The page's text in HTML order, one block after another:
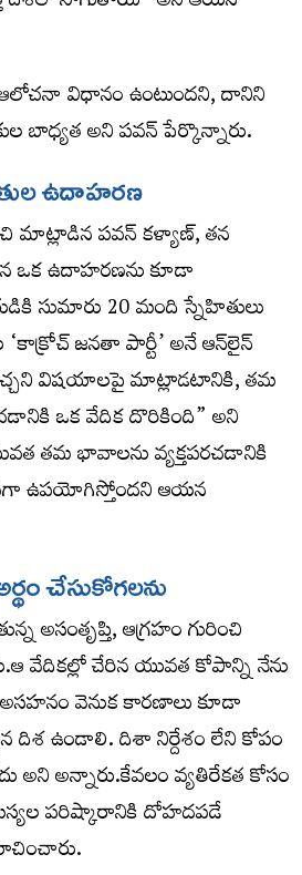
ఆలోచనా విధానం ఉంటుందని, దానిని
బాధ్యత అని పవన్ పేర్కొన్నారు.
ఉదాహరణ
మాట్లాడిన పవన్ కళ్యాణ్, తన
ఒక ఉదాహరణను కూడా
సుమారు 20 మంది స్నేహితులు
‘కాక్రోచ్ జనతా పార్టీ’ అనే ఆన్‌లైన్
విషయాలపై మాట్లాడటానికి, తమ
ఒక వేదిక దొరికింది” అని
తమ భావాలను వ్యక్తపరచడానికి
ఉపయోగిస్తోందని ఆయన
చేసుకోగలను
అసంతృప్తి, ఆగ్రహం గురించి
వేదికల్లో చేరిన యువత కోపాన్ని నేను
అసహనం వెనుక కారణాలు కూడా
ఉండాలి. దిశా నిర్దేశం లేని కోపం
అన్నారు.కేవలం వ్యతిరేకత కోసం
పరిష్కారానికి దోహదపడే